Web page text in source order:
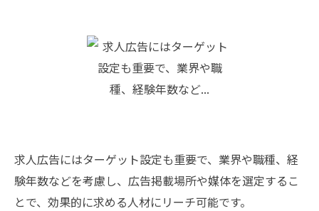
求人広告にはターゲット設定も重要で、業界や職種、経
験年数などを考慮し、広告掲載場所や媒体を選定するこ
とで、効果的に求める人材にリーチ可能です。